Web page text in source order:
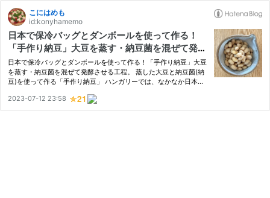
こにはめも
id:konyhamemo
日本で保冷バッグとダンボールを使って作る！
「手作り納豆」大豆を蒸す・納豆菌を混ぜて発酵
させる工程。作り方・レシピ。
日本で保冷バッグとダンボールを使って作る！「手作り納豆」大豆
を蒸す・納豆菌を混ぜて発酵させる工程。 蒸した大豆と納豆菌(納
豆)を使って作る「手作り納豆」 ハンガリーでは、なかなか日本の
にはじめて、3日間かけて「手作り納豆」を作る様子をご紹介し…
2023-07-12 23:58